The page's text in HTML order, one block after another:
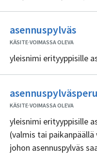
asennuspylväsEi
KÄSITE·VOIMASSA OLEVA
yleisnimi erityyppisille
KÄSITE·VOIMASSA OLEVA
yleisnimi erityyppisille
(valmis tai
johon asennuspylväs